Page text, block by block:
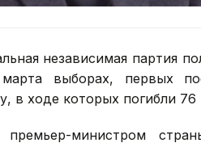
независимая партия
выборах, первых
в ходе которых погибли 76
министром